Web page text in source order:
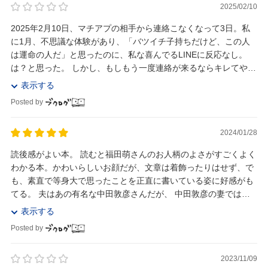
2025/02/10
2025年2月10日、マチアプの相手から連絡こなくなって3日。私
に1月、不思議な体験があり、「バツイチ子持ちだけど、この人
は運命の人だ」と思ったのに、私な喜んでるLINEに反応なし。
は？と思った。 しかし、もしもう一度連絡が来るならキレてやろ
うと思い、思い出したのが福田萌さんと...
表示する
Posted by
2024/01/28
読後感がよい本。 読むと福田萌さんのお人柄のよさがすごくよく
わかる本。かわいらしいお顔だが、文章は着飾ったりはせず、で
も、素直で等身大で思ったことを正直に書いている姿に好感がも
てる。 夫はあの有名な中田敦彦さんだが、 中田敦彦の妻ではな
く、福田萌というお一人の女性の生き方がたく...
表示する
Posted by
2023/11/09